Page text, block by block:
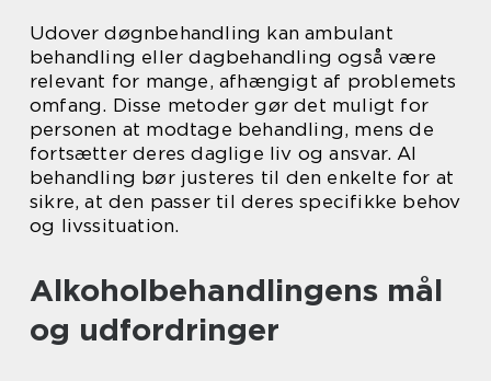
Udover døgnbehandling kan ambulant
behandling eller dagbehandling også være
relevant for mange, afhængigt af problemets
omfang. Disse metoder gør det muligt for
personen at modtage behandling, mens de
fortsætter deres daglige liv og ansvar. Al
behandling bør justeres til den enkelte for at
sikre, at den passer til deres specifikke behov
og livssituation.
Alkoholbehandlingens mål
og udfordringer